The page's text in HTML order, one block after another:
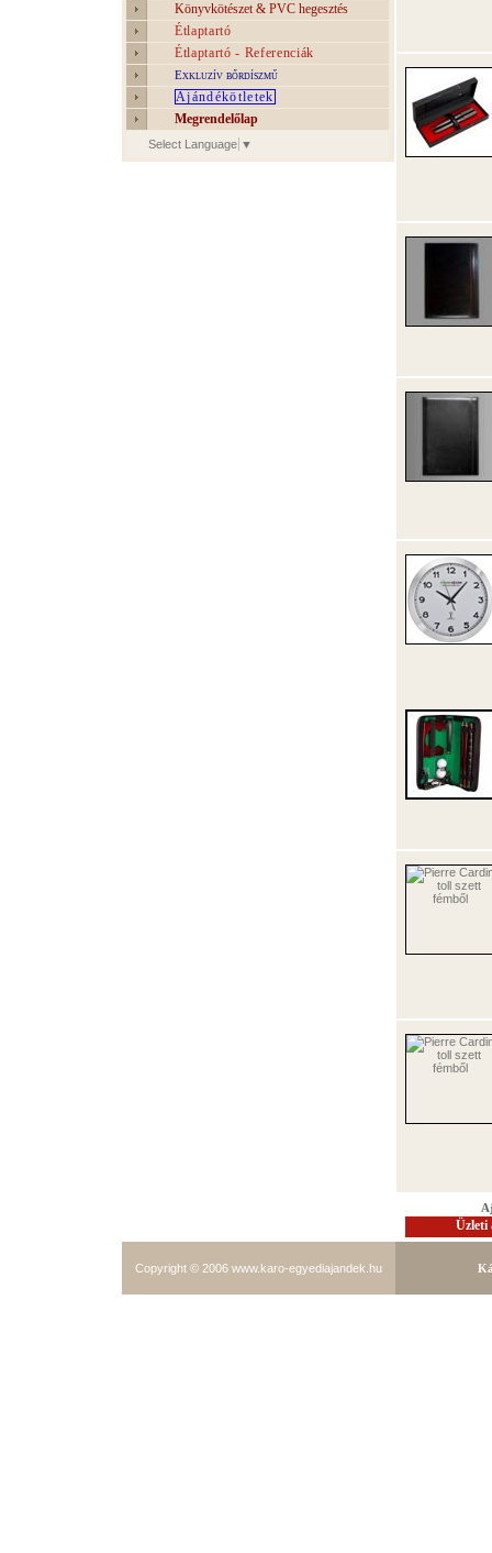
Könyvkötészet & PVC hegesztés
Étlaptartó
Étlaptartó - Referenciák
Exkluzív bőrdíszmű
Ajándékötletek
Megrendelőlap
Select Language ▼
Üzleti
Copyright © 2006 www.karo-egyediajandek.hu